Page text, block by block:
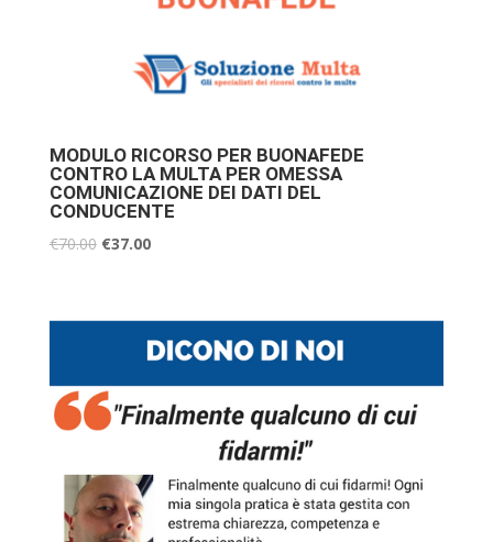
MODULO RICORSO PER BUONAFEDE
CONTRO LA MULTA PER OMESSA
COMUNICAZIONE DEI DATI DEL
CONDUCENTE
€70.00 €37.00